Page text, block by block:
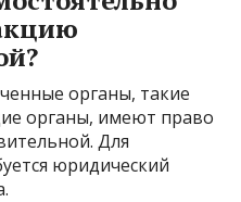
органы, такие
органы, имеют право
Для
юридический